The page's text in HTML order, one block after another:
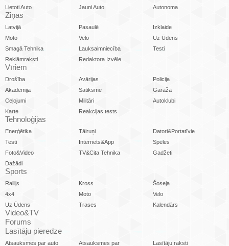
Lietoti Auto Jauni Auto Autonoma
Ziņas
Latvijā Pasaulē
Izklaide
Moto
Velo
Uz Ūdens
Smagā Tehnika
Lauksaimniecība
Testi
Reklāmraksti
Redaktora Izvēle
Vīriem
Drošība Avārijas
Policija
Akadēmija
Satiksme
Garāžā
Ceļojumi
Militāri
Autoklubi
Karte
Reakcijas tests
Tehnoloģijas
Enerģētika Tālruņi
Datori&Portatīvie
Testi
Internets&App
Spēles
Foto&Video
TV&Cita Tehnika
Gadžeti
Dažādi
Sports
Rallijs Kross
Šoseja
4x4
Moto
Velo
Uz Ūdens
Trases Kalendārs
Video&TV
Forums
Lasītāju pieredze
Atsauksmes par auto Atsauksmes par Lasītāju raksti